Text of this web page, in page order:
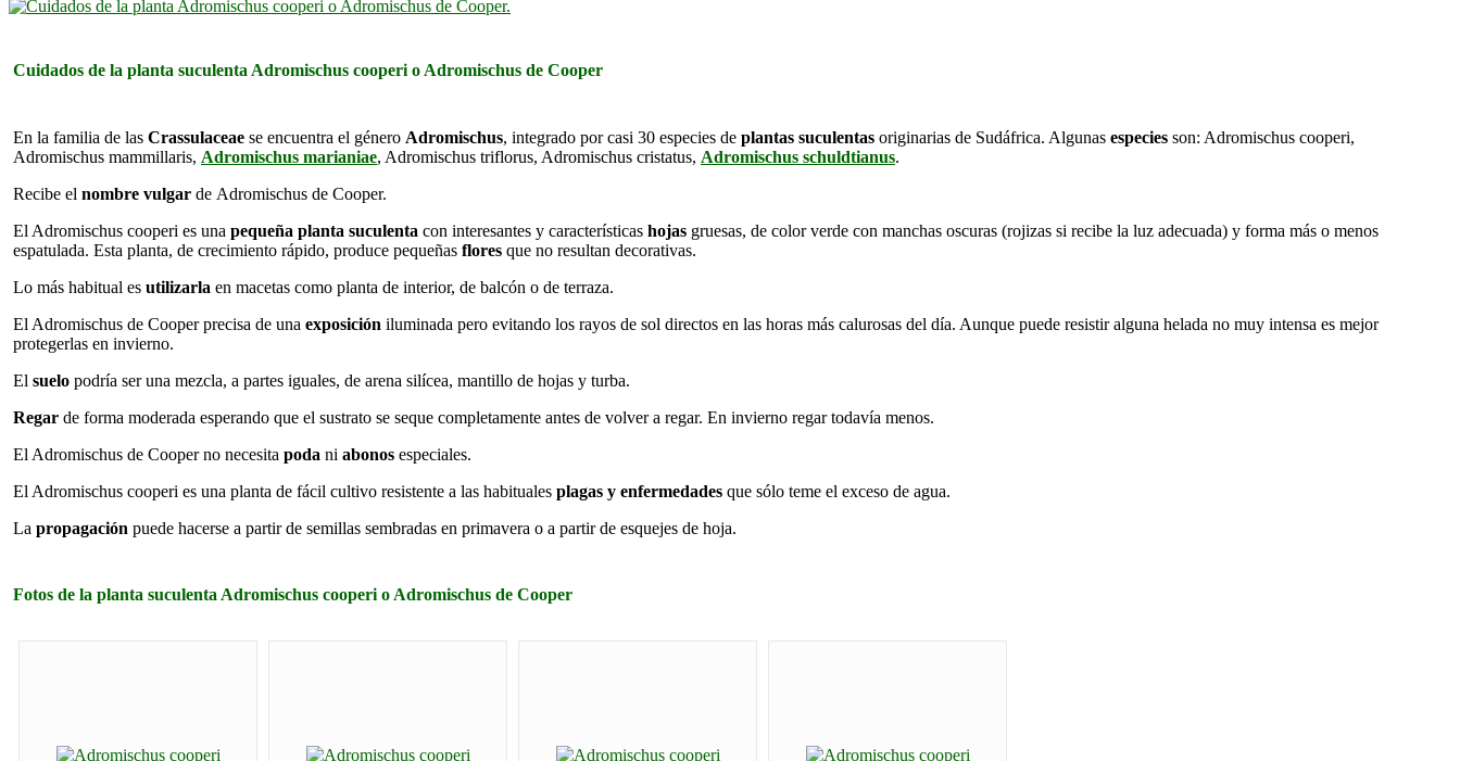
Cuidados de la planta suculenta Adromischus cooperi o Adromischus de Cooper
En la familia de las Crassulaceae se encuentra el género Adromischus, integrado por casi 30 especies de plantas suculentas originarias de Sudáfrica. Algunas especies son: Adromischus cooperi,
Adromischus mammillaris, Adromischus marianiae, Adromischus triflorus, Adromischus cristatus, Adromischus schuldtianus.
Recibe el nombre vulgar de Adromischus de Cooper.
El Adromischus cooperi es una pequeña planta suculenta con interesantes y características hojas gruesas, de color verde con manchas oscuras (rojizas si recibe la luz adecuada) y forma más o menos
espatulada. Esta planta, de crecimiento rápido, produce pequeñas flores que no resultan decorativas.
Lo más habitual es utilizarla en macetas como planta de interior, de balcón o de terraza.
El Adromischus de Cooper precisa de una exposición iluminada pero evitando los rayos de sol directos en las horas más calurosas del día. Aunque puede resistir alguna helada no muy intensa es mejor
protegerlas en invierno.
El suelo podría ser una mezcla, a partes iguales, de arena silícea, mantillo de hojas y turba.
Regar de forma moderada esperando que el sustrato se seque completamente antes de volver a regar. En invierno regar todavía menos.
El Adromischus de Cooper no necesita poda ni abonos especiales.
El Adromischus cooperi es una planta de fácil cultivo resistente a las habituales plagas y enfermedades que sólo teme el exceso de agua.
La propagación puede hacerse a partir de semillas sembradas en primavera o a partir de esquejes de hoja.
Fotos de la planta suculenta Adromischus cooperi o Adromischus de Cooper